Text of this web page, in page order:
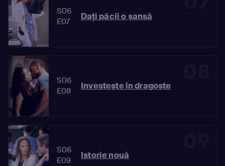
S06
E07
Daţi păcii o şansă
S06
E08
Investeşte în dragoste
S06
E09
Istorie nouă